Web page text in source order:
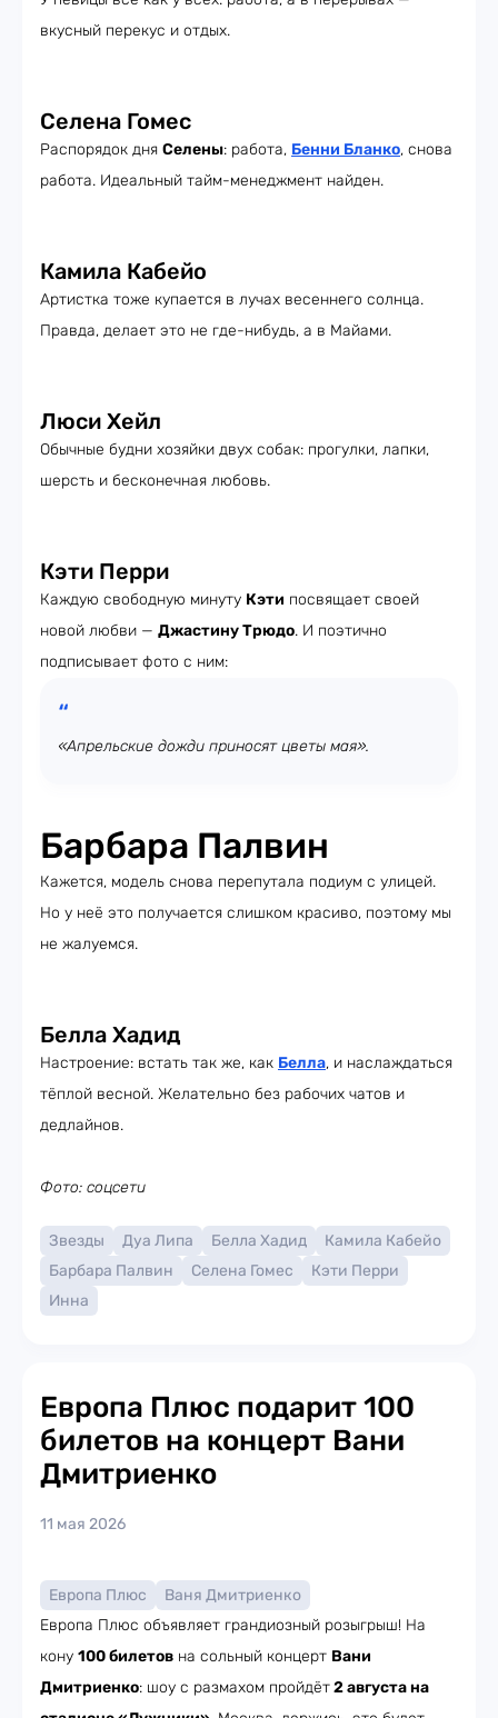
вкусный перекус и отдых.
Селена Гомес
Распорядок дня Селены: работа, Бенни Бланко, снова
работа. Идеальный тайм-менеджмент найден.
Камила Кабейо
Артистка тоже купается в лучах весеннего солнца.
Правда, делает это не где-нибудь, а в Майами.
Люси Хейл
Обычные будни хозяйки двух собак: прогулки, лапки,
шерсть и бесконечная любовь.
Кэти Перри
Каждую свободную минуту Кэти посвящает своей
новой любви — Джастину Трюдо. И поэтично
подписывает фото с ним:
«Апрельские дожди приносят цветы мая».
Барбара Палвин
Кажется, модель снова перепутала подиум с улицей.
Но у неё это получается слишком красиво, поэтому мы
не жалуемся.
Белла Хадид
Настроение: встать так же, как Белла, и наслаждаться
тёплой весной. Желательно без рабочих чатов и
дедлайнов.
Фото: соцсети
Звезды Дуа Липа Белла Хадид
Камила Кабейо
Барбара Палвин
Селена Гомес
Кэти Перри
Инна
Европа Плюс подарит 100
билетов на концерт Вани
Дмитриенко
11 мая 2026
Европа Плюс
Ваня Дмитриенко
Европа Плюс объявляет грандиозный розыгрыш! На
кону 100 билетов на сольный концерт Вани
Дмитриенко: шоу с размахом пройдёт2 августа на